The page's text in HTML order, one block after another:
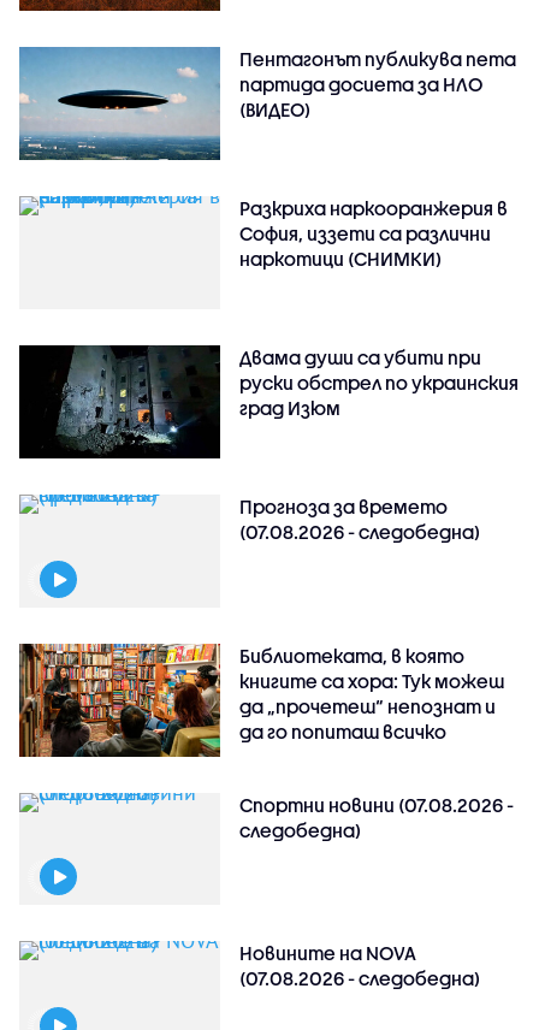
Пентагонът публикува пета
партида досиета за НЛО
(ВИДЕО)
Разкриха наркооранжерия в
София, иззети са различни
наркотици (СНИМКИ)
Двама души са убити при
руски обстрeл по украинския
град Изюм
Прогноза за времето
(07.08.2026 - следобедна)
Библиотеката, в която
книгите са хора: Тук можеш
да „прочетеш“ непознат и
да го попиташ всичко
Спортни новини (07.08.2026 -
следобедна)
Новините на NOVA
(07.08.2026 - следобедна)